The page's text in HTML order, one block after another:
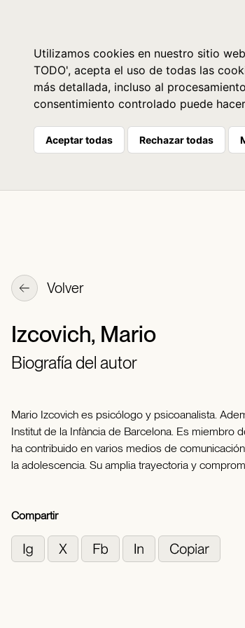
Utilizamos cookies en nuestro sitio
TODO', acepta el uso de todas las
más detallada, incluso al
consentimiento controlado puede
Aceptar todas Rechazar todas
Volver
Izcovich, Mario
Biografía del autor
Mario Izcovich es psicólogo y psicoanalista.
Institut de la Infància de Barcelona. Es miembro
ha contribuido en varios medios de
la adolescencia. Su amplia trayectoria y
Compartir